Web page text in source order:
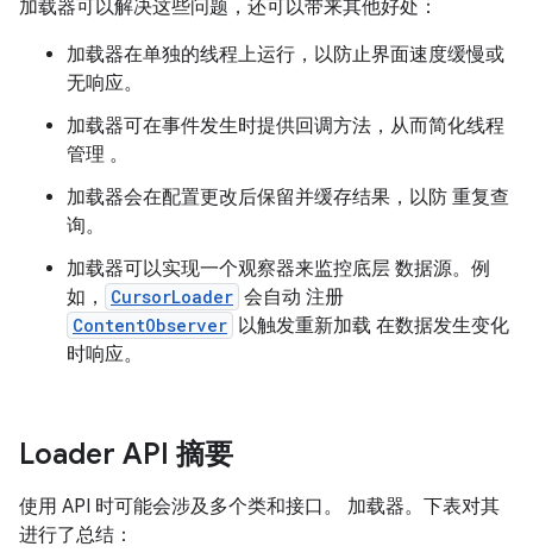
加载器可以解决这些问题，还可以带来其他好处：
加载器在单独的线程上运行，以防止界面速度缓慢或
无响应。
加载器可在事件发生时提供回调方法，从而简化线程
管理 。
加载器会在配置更改后保留并缓存结果，以防 重复查
询。
加载器可以实现一个观察器来监控底层 数据源。例
如，
CursorLoader 会自动 注册
ContentObserver 以触发重新加载 在数据发生变化
时响应。
Loader API 摘要
使用 API 时可能会涉及多个类和接口。 加载器。下表对其
进行了总结：